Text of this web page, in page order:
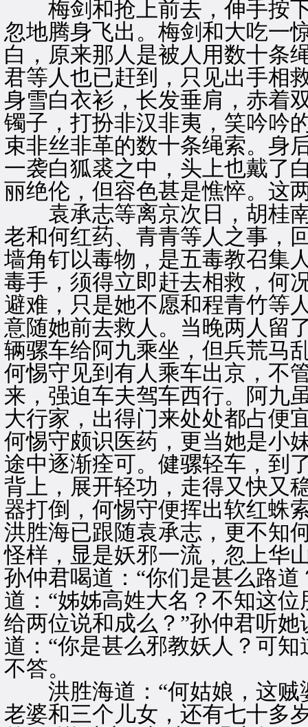
梅剑和抢上前去，伸手按下
忽地腾身飞出。梅剑和大吃一
白，原来那人是被人用数十条
君等人也已赶到，只见出手相
身雪白衣衫，长发垂肩，赤着
镯子，打扮非汉非夷，笑吟吟
束非丝非革的数十条绳索。身
一袭白狐裘之中，头上也戴了
丽绝伦，但容色甚是憔悴。这
袁承志等离京次日，胡桂南
老和何红药、青青等人之事，
墙角钉以毒物，是五毒教召集
毒手，须得立即赶去相救，何
避难，只是她不愿和程青竹等
意随她前去救人。当晚两人留
辆骡车给阿九乘坐，但兵荒马
何惕守见到有人乘车出京，不
来，强迫车夫驾车西行。阿九
大行家，出得门来处处都占便
何惕守颇识医药，更当她是小
途中逐渐痊可。健骡轻车，到
背上，展开轻功，走得又快又
器打倒，何惕守便挥出软红蛛
洪胜海已跟随袁承志，更不知
怪样，显是妖邪一流，忽上华
孙仲君喝道：“你们是甚么路
道：“姊姊高姓大名？不知这
给两位说和成么？”孙仲君听
道：“你是甚么邪教妖人？可
不答。
洪胜海道：“何姑娘，这贼
老婆和三个儿女，还有七十多